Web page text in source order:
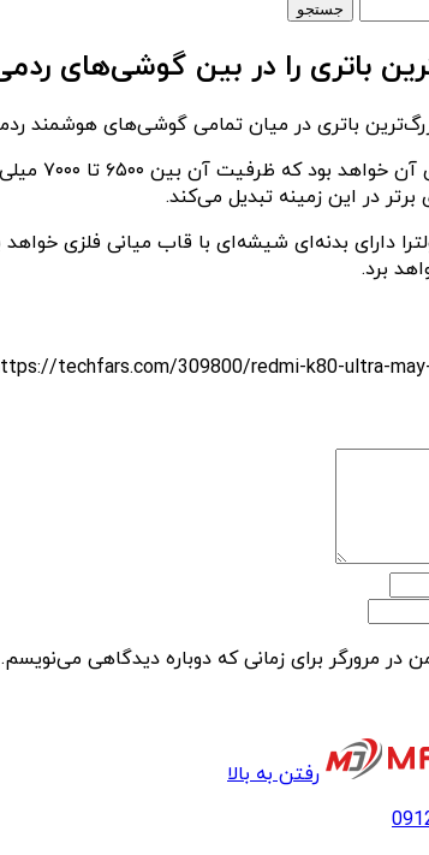
برد.
در مرورگر برای زمانی که دوباره دیدگاهی می‌نویسم.
رفتن به بالا